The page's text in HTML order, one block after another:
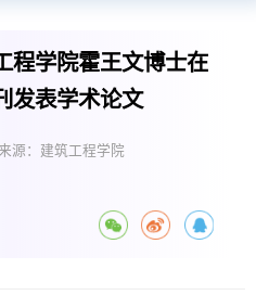
程学院霍王文博士在
发表学术论文
源：建筑工程学院